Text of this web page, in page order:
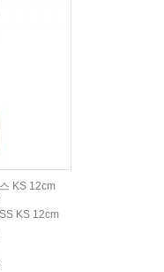
KS 12cm
KS 12cm